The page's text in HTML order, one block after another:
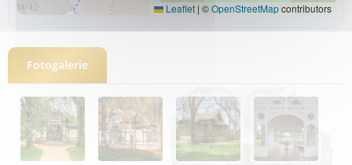
Leaflet | ©OpenStreetMapcontributors
Fotogalerie